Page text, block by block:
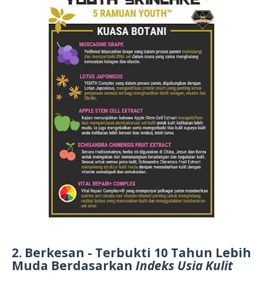
2. Berkesan - Terbukti 10 Tahun Lebih
Muda Berdasarkan Indeks Usia Kulit